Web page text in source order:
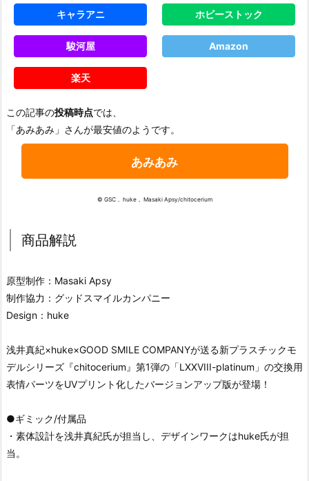
キャラアニ ホビーストック
駿河屋 Amazon
楽天
この記事の投稿時点では、
「あみあみ」さんが最安値のようです。
あみあみ
© GSC， huke， Masaki Apsy/chitocerium
商品解説
原型制作：Masaki Apsy
制作協力：グッドスマイルカンパニー
Design：huke
浅井真紀×huke×GOOD SMILE COMPANYが送る新プラスチックモ
デルシリーズ『chitocerium』第1弾の「LXXVIII-platinum」の交換用
表情パーツをUVプリント化したバージョンアップ版が登場！
●ギミック/付属品
・素体設計を浅井真紀氏が担当し、デザインワークはhuke氏が担
当。